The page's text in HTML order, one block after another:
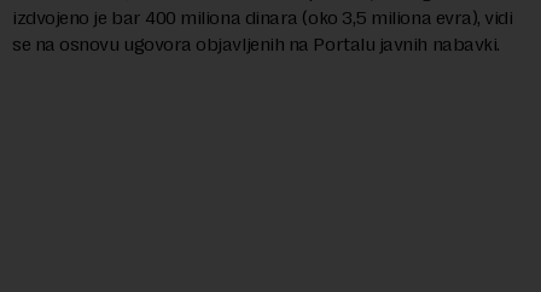
izdvojeno je bar 400 miliona dinara (oko 3,5 miliona evra), vidi
se na osnovu ugovora objavljenih na Portalu javnih nabavki.